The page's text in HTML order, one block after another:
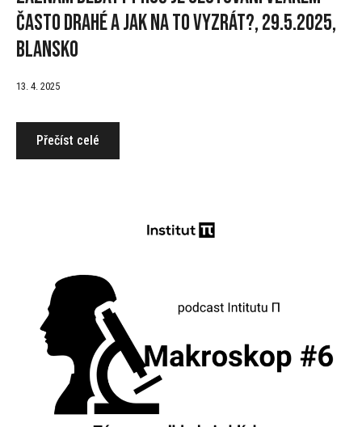
často drahé a jak na to vyzrát?, 29.5.2025,
Blansko
13. 4. 2025
Přečíst celé